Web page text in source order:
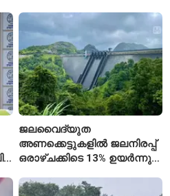
അവസാനിപ്പിച്ച് കോടതി
ജലവൈദ്യുത
അണക്കെട്ടുകളിൽ ജലനിരപ്പ്
ഒരാഴ്ചക്കിടെ 13% ഉയർന്നു;
ഇപ്പോഴും കുറവ്